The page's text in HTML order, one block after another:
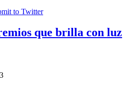
que brilla con luz